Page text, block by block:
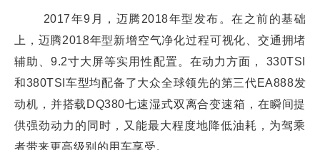
2017年9月，迈腾2018年型发布。在之前的基础
上，迈腾2018年型新增空气净化过程可视化、交通拥堵
辅助、9.2寸大屏等实用性配置。在动力方面， 330TSI
和380TSI车型均配备了大众全球领先的第三代EA888发
动机，并搭载DQ380七速湿式双离合变速箱，在瞬间提
供强劲动力的同时，又能最大程度地降低油耗，为驾乘
者带来更高级别的用车享受。